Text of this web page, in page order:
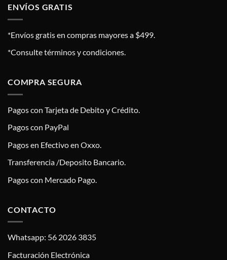
ENVÍOS GRATIS
*Envíos gratis en compras mayores a $499.
*Consulte términos y condiciones.
COMPRA SEGURA
Pagos con Tarjeta de Debito y Crédito.
Pagos con PayPal
Pagos en Efectivo en Oxxo.
Transferencia /Deposito Bancario.
Pagos con Mercado Pago.
CONTACTO
Whatsapp: 56 2026 3835
Facturación Electrónica